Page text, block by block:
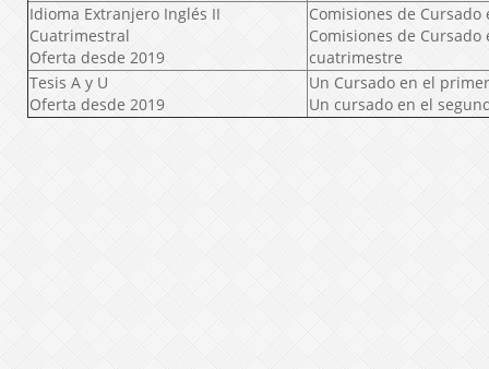
Idioma Extranjero Inglés II
Cuatrimestral
Oferta desde 2019
Comisiones de
Comisiones de Cursado
cuatrimestre
Tesis A y U
Oferta desde 2019
Un Cursado en el
Un cursado en el